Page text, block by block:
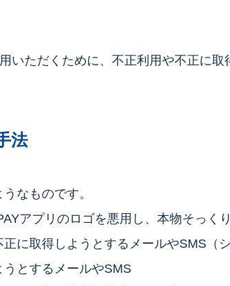
いただくために、不正利用や不正に
法
なものです。
アプリのロゴを悪用し、本物そっ
に取得しようとするメールやSMS（
うとするメールやSMS